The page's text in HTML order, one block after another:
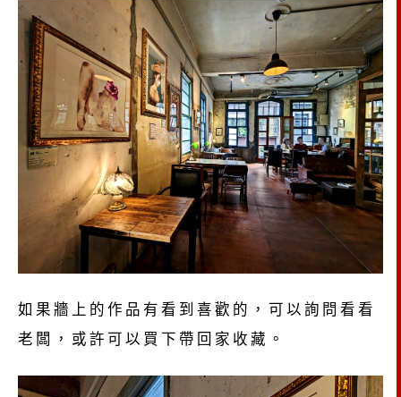
如果牆上的作品有看到喜歡的，可以詢問看看
老闆，或許可以買下帶回家收藏。